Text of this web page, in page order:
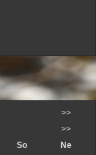
>>
>>
So
Ne